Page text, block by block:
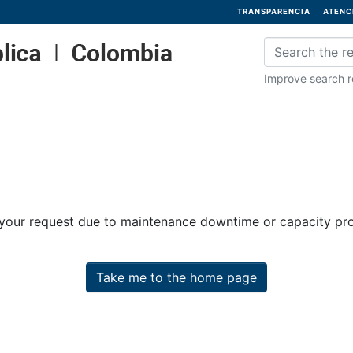
TRANSPARENCIA
Improve search
request due to maintenance downtime or capacity
Take me to the home page